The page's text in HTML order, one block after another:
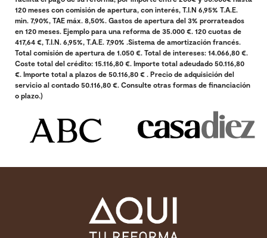
120 meses con comisión de apertura, con interés, T.I.N 6,95% T.A.E.
min. 7,90%, TAE máx. 8,50%. Gastos de apertura del 3% prorrateados
en 120 meses. Ejemplo para una reforma de 35.000 €. 120 cuotas de
417,64 €, T.I.N. 6,95%, T.A.E. 7,90% .Sistema de amortización francés.
Total comisión de apertura de 1.050 €. Total de intereses: 14.066,80 €.
Coste total del crédito: 15.116,80 €. Importe total adeudado 50.116,80
€. Importe total a plazos de 50.116,80 € . Precio de adquisición del
servicio al contado 50.116,80 €. Consulte otras formas de financiación
o plazo.)